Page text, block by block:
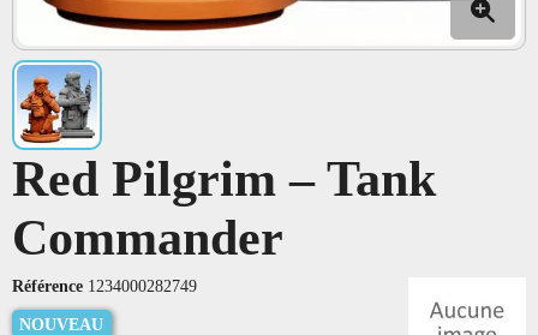
Red Pilgrim – Tank
Commander
Référence 1234000282749
NOUVEAU